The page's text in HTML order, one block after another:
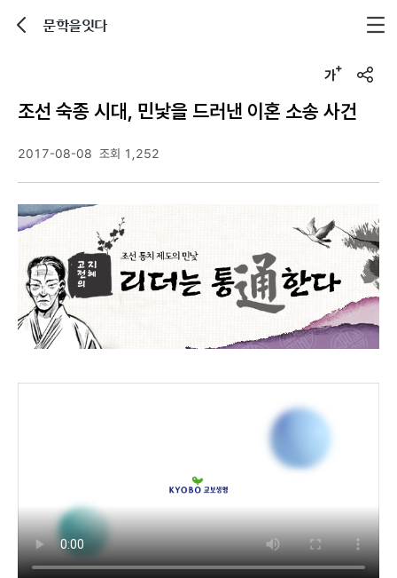
문학을잇다
u
조선 숙종 시대, 민낯을 드러낸 이혼 소송 사건
2017-08-08 조회 1,252